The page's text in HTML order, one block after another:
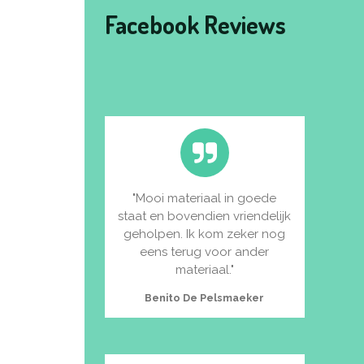
Facebook Reviews
"Mooi materiaal in goede
staat en bovendien vriendelijk
geholpen. Ik kom zeker nog
eens terug voor ander
materiaal."
Benito De Pelsmaeker